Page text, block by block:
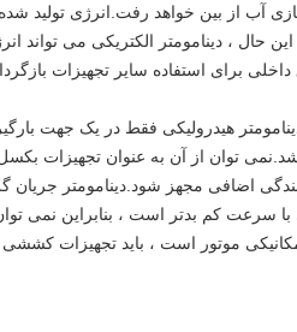
آب از بین خواهد رفت.انرژی تولید
این حال ، دینامومتر الکتریکی می
برای استفاده سایر تجهیزات
هیدرولیکی فقط در یک جهت
توان از آن به عنوان تجهیزات
اضافی مجهز شود.دینامومتر جریان
با سرعت کم بدتر است ، بنابراین نمی
موتور است ، باید تجهیزات